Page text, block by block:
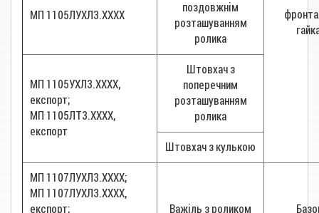
МП 1105ЛУХЛ3.ХХХХ
поздовжнім
розташуванням
ролика
МП 1105УХЛ3.ХХХХ,
експорт;
МП 1105ЛТ3.ХХХХ,
експорт
Штовхач з
поперечним
розташуванням
ролика
Штовхач з кулькою
МП 1107ЛУХЛ3.ХХХХ;
МП 1107ЛУХЛ3.ХХХХ,
експорт;
Важіль з роликом